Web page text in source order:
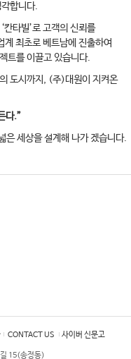
합니다.
타빌’로 고객의 신뢰를
최초로 베트남에 진출하여
트를 이끌고 있습니다.
도시까지, (주)대원이 지켜온
다.”
은 세상을 설계해 나가 겠습니다.
CONTACT US 사이버 신문고
15(송정동)